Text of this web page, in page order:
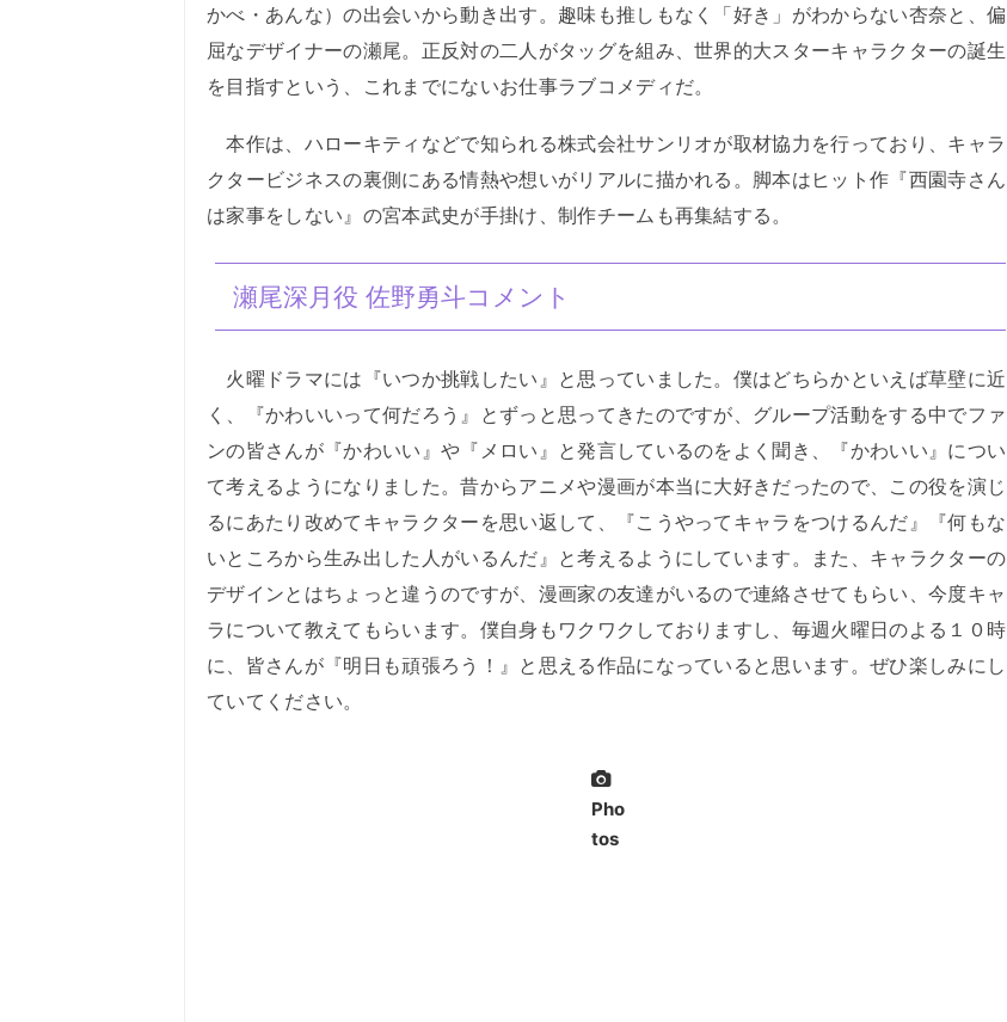
かべ・あんな）の出会いから動き出す。趣味も推しもなく「好き」がわからない杏奈と、偏
屈なデザイナーの瀬尾。正反対の二人がタッグを組み、世界的大スターキャラクターの誕生
を目指すという、これまでにないお仕事ラブコメディだ。
本作は、ハローキティなどで知られる株式会社サンリオが取材協力を行っており、キャラ
クタービジネスの裏側にある情熱や想いがリアルに描かれる。脚本はヒット作『西園寺さん
は家事をしない』の宮本武史が手掛け、制作チームも再集結する。
瀬尾深月役 佐野勇斗コメント
火曜ドラマには『いつか挑戦したい』と思っていました。僕はどちらかといえば草壁に近
く、『かわいいって何だろう』とずっと思ってきたのですが、グループ活動をする中でファ
ンの皆さんが『かわいい』や『メロい』と発言しているのをよく聞き、『かわいい』につい
て考えるようになりました。昔からアニメや漫画が本当に大好きだったので、この役を演じ
るにあたり改めてキャラクターを思い返して、『こうやってキャラをつけるんだ』『何もな
いところから生み出した人がいるんだ』と考えるようにしています。また、キャラクターの
デザインとはちょっと違うのですが、漫画家の友達がいるので連絡させてもらい、今度キャ
ラについて教えてもらいます。僕自身もワクワクしておりますし、毎週火曜日のよる１０時
に、皆さんが『明日も頑張ろう！』と思える作品になっていると思います。ぜひ楽しみにし
ていてください。
Pho
tos